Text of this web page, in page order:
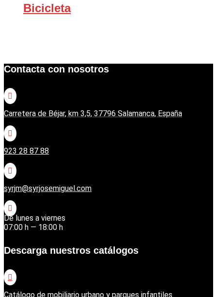
Bicicleta
Contacta con nosotros

Carretera de Béjar, km 3,5, 37796 Salamanca, España

923 28 87 88

syrjm@syrjosemiguel.com

De lunes a viernes
07:00 h — 18:00 h
Descarga nuestros catálogos

Catálogo de mobiliario urbano y parques infantiles